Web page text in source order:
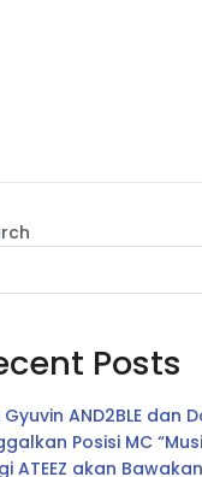
Posts
Gyuvin AND2BLE dan
Posisi MC
ATEEZ akan